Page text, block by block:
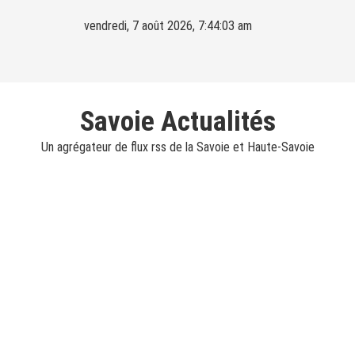
vendredi, 7 août 2026, 7:44:04 am
Savoie Actualités
Un agrégateur de flux rss de la Savoie et Haute-Savoie